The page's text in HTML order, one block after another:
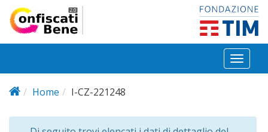
Salta al contenuto principale
Toggle
Home
I-CZ-221248